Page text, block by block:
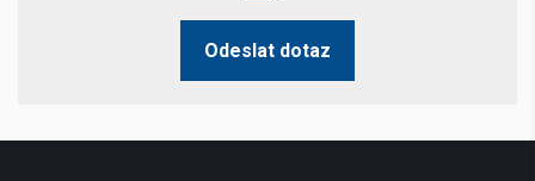
Odeslat dotaz